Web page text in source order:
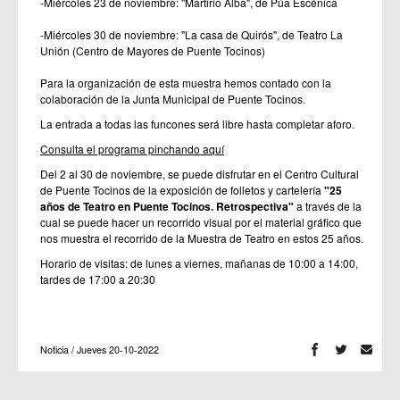
-Miércoles 30 de noviembre: "La casa de Quirós", de Teatro La
Unión (Centro de Mayores de Puente Tocinos)
Para la organización de esta muestra hemos contado con la
colaboración de la Junta Municipal de Puente Tocinos.
La entrada a todas las funcones será libre hasta completar aforo.
Consulta el programa pinchando aquí
Del 2 al 30 de noviembre, se puede disfrutar en el Centro Cultural
de Puente Tocinos de la exposición de folletos y cartelería "25
años de Teatro en Puente Tocinos. Retrospectiva" a través de la
cual se puede hacer un recorrido visual por el material gráfico que
nos muestra el recorrido de la Muestra de Teatro en estos 25 años.
Horario de visitas: de lunes a viernes, mañanas de 10:00 a 14:00,
tardes de 17:00 a 20:30
Noticia / Jueves 20-10-2022